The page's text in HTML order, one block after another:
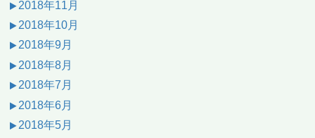
2018年11月
2018年10月
2018年9月
2018年8月
2018年7月
2018年6月
2018年5月